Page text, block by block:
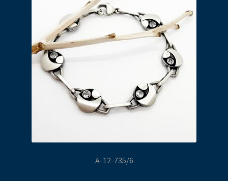
A-12-735/6